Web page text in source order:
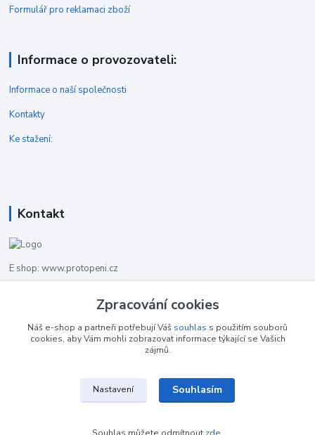
Formulář pro reklamaci zboží
Informace o provozovateli:
Informace o naší společnosti
Kontakty
Ke stažení:
Kontakt
E shop: www.protopeni.cz
+420 483 710 226
info@protopeni.cz
Zpracování cookies
Náš e-shop a partneři potřebují Váš souhlas s použitím souborů
cookies, aby Vám mohli zobrazovat informace týkající se Vašich
zájmů.
Nastavení Souhlasím